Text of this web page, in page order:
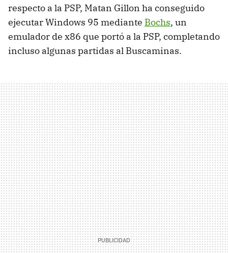
respecto a la PSP, Matan Gillon ha conseguido
ejecutar Windows 95 mediante Bochs, un
emulador de x86 que portó a la PSP, completando
incluso algunas partidas al Buscaminas.